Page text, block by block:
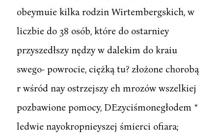
obeymuie kilka rodzin Wirtembergskich, w
liczbie do 38 osób, które do ostarniey
przyszedłszy nędzy w dalekim do kraiu
swego- powrocie, ciężką tu? złożone chorobą
r wśród nay ostrzejszy eh mrozów wszelkiej
pozbawione pomocy, DEzyciśmonegłodem *
ledwie nayokropnieyszej śmierci ofiara;